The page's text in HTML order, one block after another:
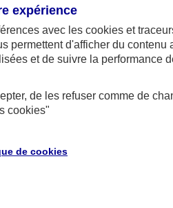
Assurance
expérience
avec les cookies et
permettent d'afficher du contenu
et de suivre la performance
de les refuser comme de
cookies"
de cookies